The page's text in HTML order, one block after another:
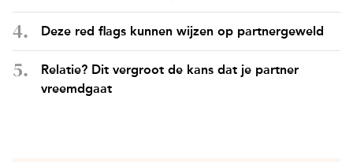
Deze red flags kunnen wijzen op partnergeweld
Relatie? Dit vergroot de kans dat je partner
vreemdgaat